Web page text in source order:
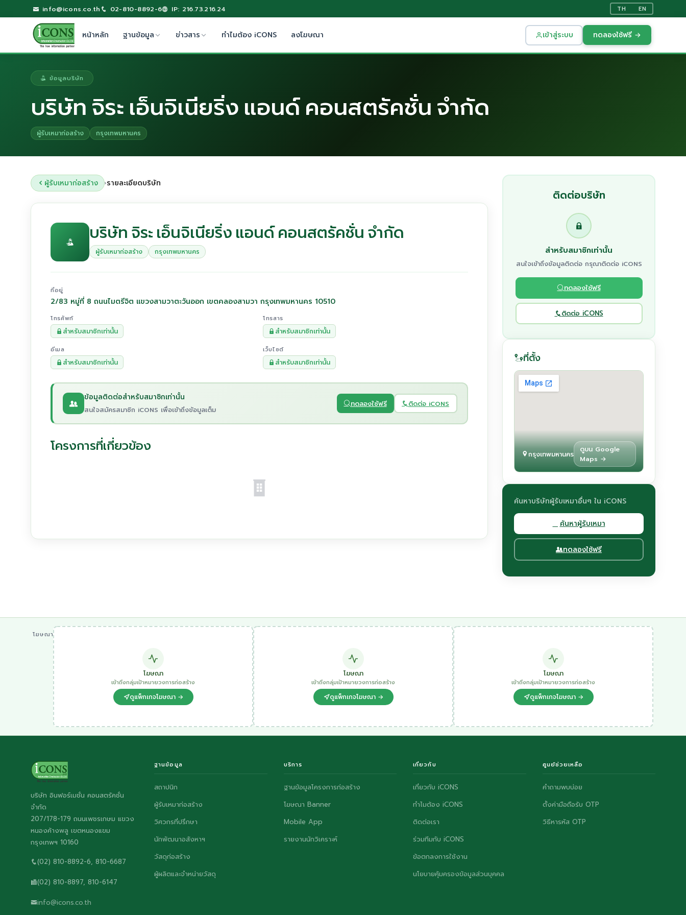
info@icons.co.th 02-810-8892-6 IP: 216.73.216.24 TH EN
หน้าหลัก ฐานข้อมูล ข่าวสาร ทำไมต้อง iCONS ลงโฆษณา เข้าสู่ระบบ ทดลองใช้ฟรี →
ข้อมูลบริษัท
บริษัท จิระ เอ็นจิเนียริ่ง แอนด์ คอนสตรัคชั่น จำกัด
ผู้รับเหมาก่อสร้าง กรุงเทพมหานคร
ผู้รับเหมาก่อสร้าง ›รายละเอียดบริษัท
บริษัท จิระ เอ็นจิเนียริ่ง แอนด์ คอนสตรัคชั่น จำกัด
ผู้รับเหมาก่อสร้าง กรุงเทพมหานคร
ที่อยู่
2/83 หมู่ที่ 8 ถนนไมตรีจิต แขวงสามวาตะวันออก เขตคลองสามวา กรุงเทพมหานคร 10510
โทรศัพท์
สำหรับสมาชิกเท่านั้น
โทรสาร
สำหรับสมาชิกเท่านั้น
อีเมล
สำหรับสมาชิกเท่านั้น
เว็บไซต์
สำหรับสมาชิกเท่านั้น
ข้อมูลติดต่อสำหรับสมาชิกเท่านั้น
สนใจสมัครสมาชิก iCONS เพื่อเข้าถึงข้อมูลเต็ม
ทดลองใช้ฟรี ติดต่อ iCONS
โครงการที่เกี่ยวข้อง
ติดต่อบริษัท
สำหรับสมาชิกเท่านั้น
สนใจเข้าถึงข้อมูลติดต่อ กรุณาติดต่อ iCONS
ทดลองใช้ฟรี
ติดต่อ iCONS
ที่ตั้ง
กรุงเทพมหานคร
ดูบน Google
Maps →
ค้นหาบริษัทผู้รับเหมาอื่นๆ ใน iCONS
ค้นหาผู้รับเหมา
ทดลองใช้ฟรี
โฆษณา
โฆษณา
เข้าถึงกลุ่มเป้าหมายวงการก่อสร้าง
ดูแพ็กเกจโฆษณา →
โฆษณา
เข้าถึงกลุ่มเป้าหมายวงการก่อสร้าง
ดูแพ็กเกจโฆษณา →
โฆษณา
เข้าถึงกลุ่มเป้าหมายวงการก่อสร้าง
ดูแพ็กเกจโฆษณา →
บริษัท อินฟอร์เมชั่น คอนสตรัคชั่น
จำกัด
207/178-179 ถนนเพชรเกษม แขวง
หนองค้างพลู เขตหนองแขม
กรุงเทพฯ 10160
(02) 810-8892-6, 810-6687
(02) 810-8897, 810-6147
info@icons.co.th
ฐานข้อมูล
สถาปนิก
ผู้รับเหมาก่อสร้าง
วิศวกรที่ปรึกษา
นักพัฒนาอสังหาฯ
วัสดุก่อสร้าง
ผู้ผลิตและจำหน่ายวัสดุ
บริการ
ฐานข้อมูลโครงการก่อสร้าง
โฆษณา Banner
Mobile App
รายงานนักวิเคราะห์
เกี่ยวกับ
เกี่ยวกับ iCONS
ทำไมต้อง iCONS
ติดต่อเรา
ร่วมทีมกับ iCONS
ข้อตกลงการใช้งาน
นโยบายคุ้มครองข้อมูลส่วนบุคคล
ศูนย์ช่วยเหลือ
คำถามพบบ่อย
ตั้งค่ามือถือรับ OTP
วิธีหารหัส OTP